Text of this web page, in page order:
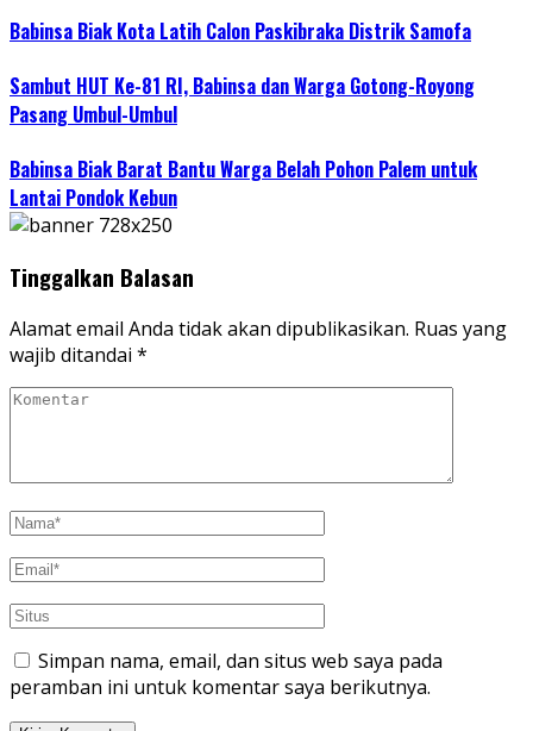
Babinsa Biak Kota Latih Calon Paskibraka Distrik Samofa
Sambut HUT Ke-81 RI, Babinsa dan Warga Gotong-Royong
Pasang Umbul-Umbul
Babinsa Biak Barat Bantu Warga Belah Pohon Palem untuk
Lantai Pondok Kebun
Tinggalkan Balasan
Alamat email Anda tidak akan dipublikasikan. Ruas yang
wajib ditandai *
Simpan nama, email, dan situs web saya pada
peramban ini untuk komentar saya berikutnya.